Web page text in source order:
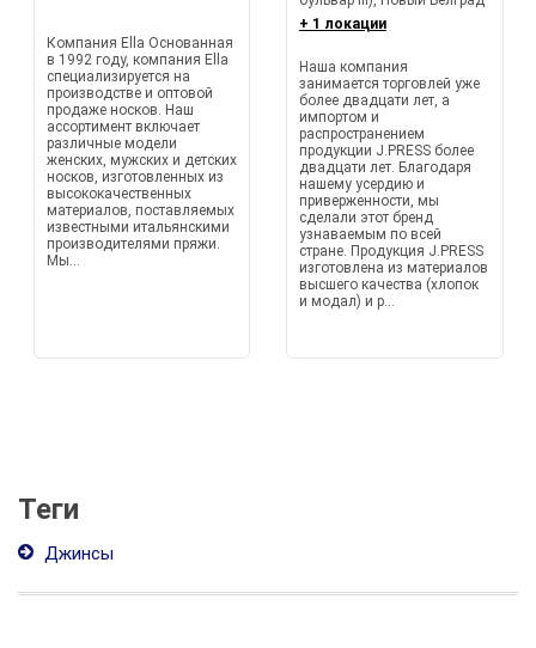
Компания Ella Основанная
в 1992 году, компания Ella
специализируется на
производстве и оптовой
продаже носков. Наш
ассортимент включает
различные модели
женских, мужских и детских
носков, изготовленных из
высококачественных
материалов, поставляемых
известными итальянскими
производителями пряжи.
Мы...
+ 1 локации
Наша компания
занимается торговлей уже
более двадцати лет, а
импортом и
распространением
продукции J.PRESS более
двадцати лет. Благодаря
нашему усердию и
приверженности, мы
сделали этот бренд
узнаваемым по всей
стране. Продукция J.PRESS
изготовлена из материалов
высшего качества (хлопок
и модал) и р...
Теги
Джинсы